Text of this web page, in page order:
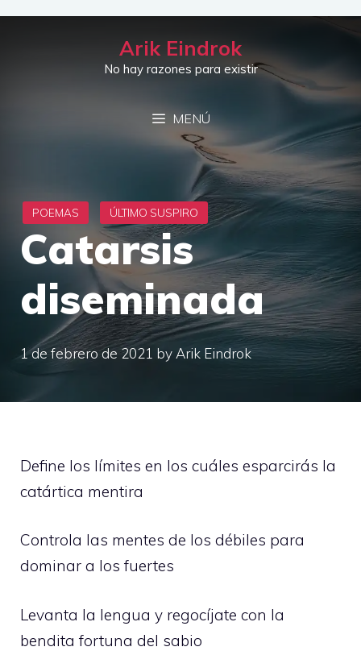
Saltar
Arik Eindrok
No hay razones para existir
MENÚ
Catarsis
diseminada
1 de febrero de 2021 by Arik Eindrok
Define los límites en los cuáles esparcirás la
catártica mentira
Controla las mentes de los débiles para
dominar a los fuertes
Levanta la lengua y regocíjate con la
bendita fortuna del sabio